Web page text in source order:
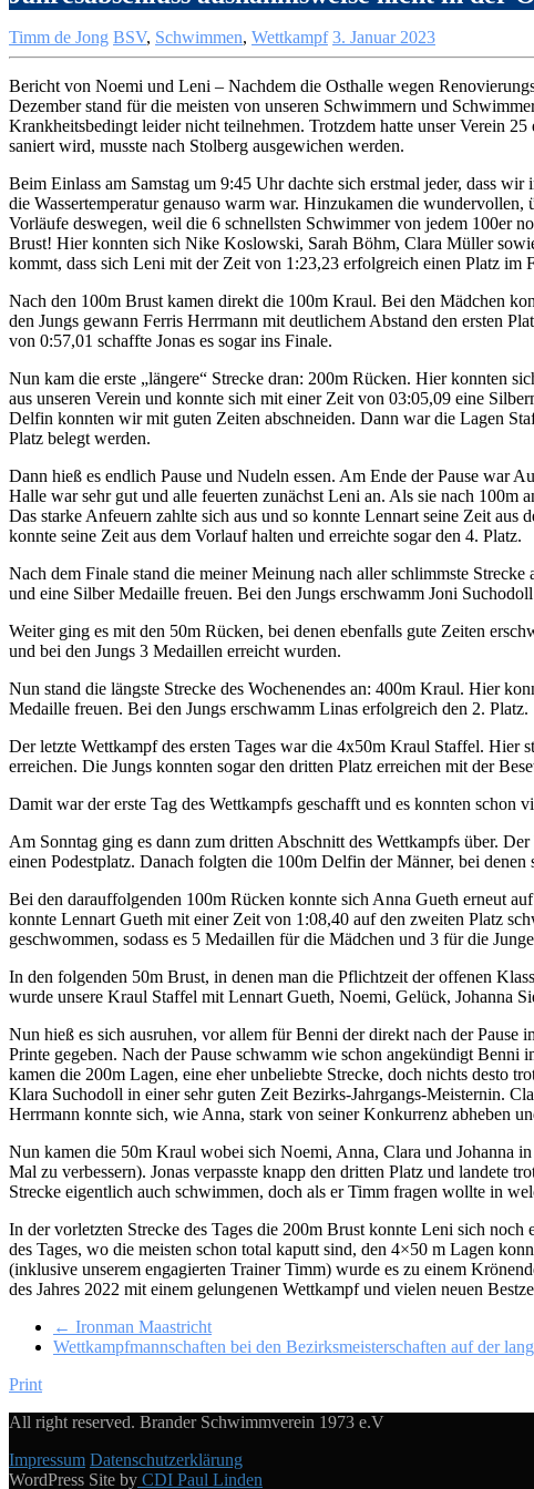
Timm de Jong BSV, Schwimmen, Wettkampf 3. Januar 2023
Bericht von Noemi und Leni – Nachdem die Osthalle wegen
Dezember stand für die meisten von unseren Schwimmern und
Krankheitsbedingt leider nicht teilnehmen. Trotzdem hatte unser Verein
saniert wird, musste nach Stolberg ausgewichen werden.
Beim Einlass am Samstag um 9:45 Uhr dachte sich erstmal jeder, dass
die Wassertemperatur genauso warm war. Hinzukamen die
Vorläufe deswegen, weil die 6 schnellsten Schwimmer von jedem 100er
Brust! Hier konnten sich Nike Koslowski, Sarah Böhm, Clara Müller
kommt, dass sich Leni mit der Zeit von 1:23,23 erfolgreich einen Platz
Nach den 100m Brust kamen direkt die 100m Kraul. Bei den Mädchen
den Jungs gewann Ferris Herrmann mit deutlichem Abstand den ersten
von 0:57,01 schaffte Jonas es sogar ins Finale.
Nun kam die erste „längere“ Strecke dran: 200m Rücken. Hier konnten
aus unseren Verein und konnte sich mit einer Zeit von 03:05,09 eine
Delfin konnten wir mit guten Zeiten abschneiden. Dann war die Lagen
Platz belegt werden.
Dann hieß es endlich Pause und Nudeln essen. Am Ende der Pause war
Halle war sehr gut und alle feuerten zunächst Leni an. Als sie nach 100m
Das starke Anfeuern zahlte sich aus und so konnte Lennart seine Zeit
konnte seine Zeit aus dem Vorlauf halten und erreichte sogar den 4. Platz.
Nach dem Finale stand die meiner Meinung nach aller schlimmste
und eine Silber Medaille freuen. Bei den Jungs erschwamm Joni
Weiter ging es mit den 50m Rücken, bei denen ebenfalls gute Zeiten
und bei den Jungs 3 Medaillen erreicht wurden.
Nun stand die längste Strecke des Wochenendes an: 400m Kraul. Hier
Medaille freuen. Bei den Jungs erschwamm Linas erfolgreich den 2. Platz.
Der letzte Wettkampf des ersten Tages war die 4x50m Kraul Staffel. Hier
erreichen. Die Jungs konnten sogar den dritten Platz erreichen mit der
Damit war der erste Tag des Wettkampfs geschafft und es konnten
Am Sonntag ging es dann zum dritten Abschnitt des Wettkampfs über.
einen Podestplatz. Danach folgten die 100m Delfin der Männer, bei
Bei den darauffolgenden 100m Rücken konnte sich Anna Gueth erneut
konnte Lennart Gueth mit einer Zeit von 1:08,40 auf den zweiten Platz
geschwommen, sodass es 5 Medaillen für die Mädchen und 3 für die
In den folgenden 50m Brust, in denen man die Pflichtzeit der offenen
wurde unsere Kraul Staffel mit Lennart Gueth, Noemi, Gelück, Johanna
Nun hieß es sich ausruhen, vor allem für Benni der direkt nach der
Printe gegeben. Nach der Pause schwamm wie schon angekündigt
kamen die 200m Lagen, eine eher unbeliebte Strecke, doch nichts desto
Klara Suchodoll in einer sehr guten Zeit Bezirks-Jahrgangs-Meisternin.
Herrmann konnte sich, wie Anna, stark von seiner Konkurrenz abheben
Nun kamen die 50m Kraul wobei sich Noemi, Anna, Clara und Johanna
Mal zu verbessern). Jonas verpasste knapp den dritten Platz und landete
Strecke eigentlich auch schwimmen, doch als er Timm fragen wollte in
In der vorletzten Strecke des Tages die 200m Brust konnte Leni sich
des Tages, wo die meisten schon total kaputt sind, den 4×50 m Lagen
(inklusive unserem engagierten Trainer Timm) wurde es zu einem
des Jahres 2022 mit einem gelungenen Wettkampf und vielen neuen
← Ironman Maastricht
Wettkampfmannschaften bei den Bezirksmeisterschaften auf der
Print
All right reserved. Brander Schwimmverein 1973 e.V
Impressum Datenschutzerklärung
WordPress Site by CDI Paul Linden